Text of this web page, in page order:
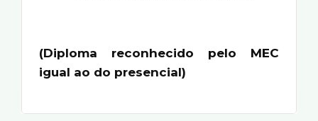
(Diploma reconhecido pelo MEC
igual ao do presencial)